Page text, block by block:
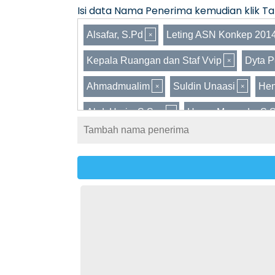
Isi data Nama Penerima kemudian klik
Alsafar, S.Pd Leting ASN Konkep
Kepala Ruangan dan Staf Vvip Dyta
Ahmadmualim Suldin Unaasi
Abd. Haris, S.Sos Harun Meronda,
Ade Rahmatullah